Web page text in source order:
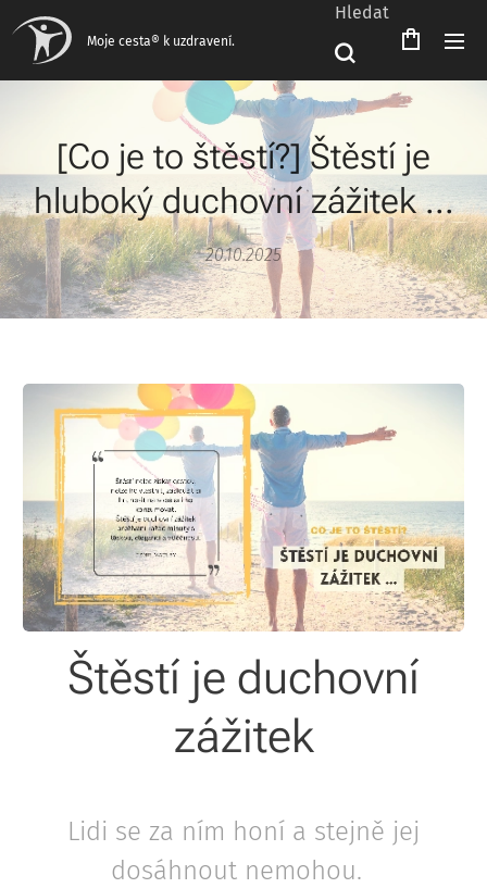
Moje cesta® k uzdravení.
Hledat
[Co je to štěstí?] Štěstí je
hluboký duchovní zážitek ...
20.10.2025
Čeština‎
Štěstí je duchovní
zážitek
Lidi se za ním honí a stejně jej
dosáhnout nemohou.